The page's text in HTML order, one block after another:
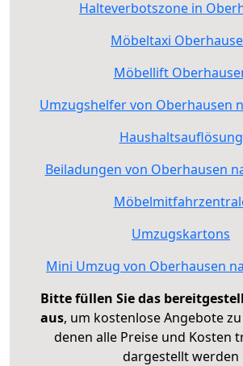
Halteverbotszone in
Möbeltaxi
Möbellift
Umzugshelfer von Oberhausen
Haushaltsauflösung
Beiladungen von Oberhausen
Umzugskartons
Mini Umzug von Oberhausen
Bitte füllen Sie das
aus, um kostenlose Angebote
denen alle Preise und Kosten
dargestellt werden